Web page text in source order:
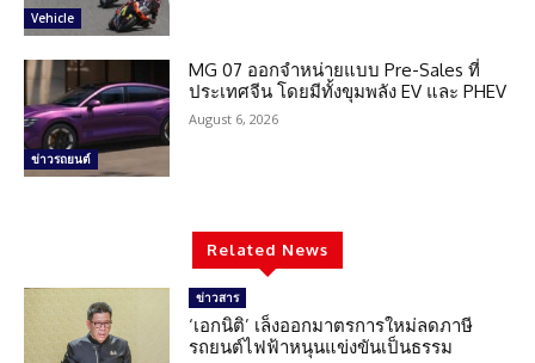
Vehicle
ข่าวรถยนต์
MG 07 ออกจำหน่ายแบบ Pre-Sales ที่
ประเทศจีน โดยมีทั้งขุมพลัง EV และ PHEV
August 6, 2026
Related News
ข่าวสาร
‘เอกนิติ’ เล็งออกมาตรการใหม่ลดภาษี
รถยนต์ไฟฟ้าหนุนแข่งขันเป็นธรรม